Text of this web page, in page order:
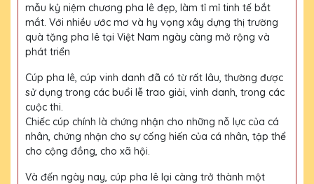
mẫu kỷ niệm chương pha lê đẹp, làm tỉ mỉ tinh tế bắt
mắt. Với nhiều ước mơ và hy vọng xây dựng thị trường
quà tặng pha lê tại Việt Nam ngày càng mở rộng và
phát triển
Cúp pha lê, cúp vinh danh đã có từ rất lâu, thường được
sử dụng trong các buổi lễ trao giải, vinh danh, trong các
cuộc thi.
Chiếc cúp chính là chứng nhận cho những nỗ lực của cá
nhân, chứng nhận cho sự cống hiến của cá nhân, tập thể
cho cộng đồng, cho xã hội.
Và đến ngày nay, cúp pha lê lại càng trở thành một